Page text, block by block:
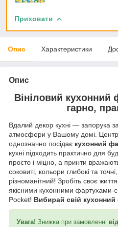
Приховати
Опис Характеристики
Опис
Вініловий
гарно,
Вдалий декор кухні — запорука
атмосфери у Вашому домі.
однозначно посідає кухонний
кухні підходить практично для
просто і міцно, а принти
соковиті, кольори глибокі та
різноманітний! Зробіть своє
якісними кухонними фартухами-
Pocket! Вибирай свій
Увага! Знижка при замовленні